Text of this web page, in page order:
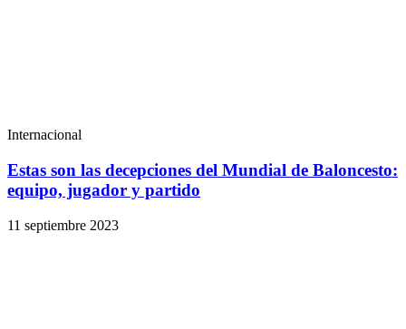
Internacional
Estas son las decepciones del Mundial de Baloncesto:
equipo, jugador y partido
11 septiembre 2023